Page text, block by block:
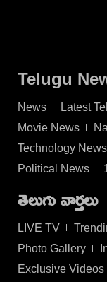
Telugu
News Latest
Movie News
Technology News
Political News
తెలుగు వార్తలు
LIVE TV
Photo Gallery
Exclusive Videos